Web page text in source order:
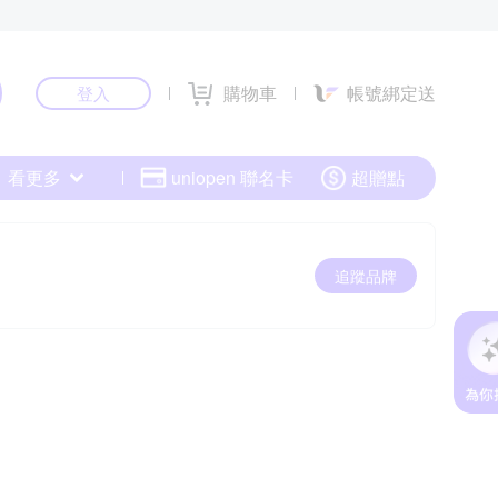
登入 購物車 帳號綁定送
看更多 uniopen 聯名卡 超贈點
追蹤品牌